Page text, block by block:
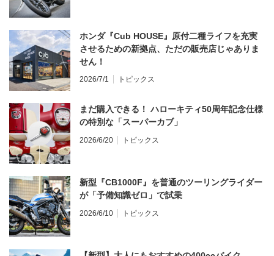
ホンダ『Cub HOUSE』原付二種ライフを充実
させるための新拠点、ただの販売店じゃありま
せん！
2026/7/1 トピックス
まだ購入できる！ ハローキティ50周年記念仕様
の特別な「スーパーカブ」
2026/6/20 トピックス
新型『CB1000F』を普通のツーリングライダー
が「予備知識ゼロ」で試乗
2026/6/10 トピックス